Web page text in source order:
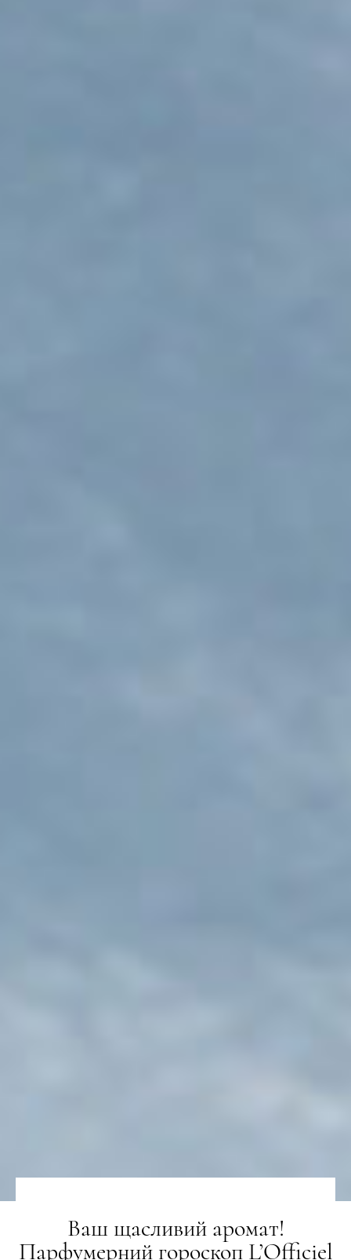
Ваш щасливий аромат!
Парфумерний гороскоп L’Officiel